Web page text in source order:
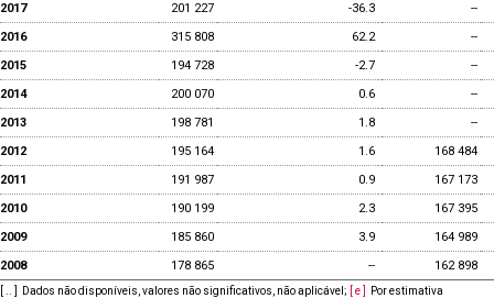
2017
201 227 -36.3
--
2016
315 808 62.2
--
2015
194 728 -2.7
--
2014
200 070 0.6
--
2013
198 781 1.8
--
2012
195 164 1.6
168 484
2011
191 987 0.9
167 173
2010
190 199 2.3
167 395
2009
185 860 3.9
164 989
2008
178 865 -- 162 898
Dados não disponíveis, valores não significativos, não aplicável ; [ e ] Por estimativa